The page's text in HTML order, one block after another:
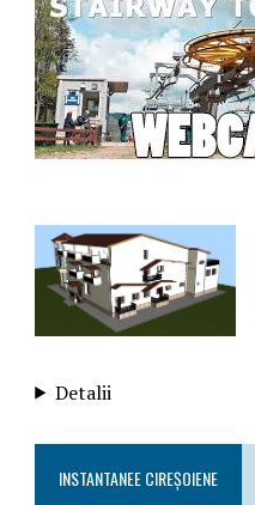
Detalii
INSTANTANEE CIREȘOIENE